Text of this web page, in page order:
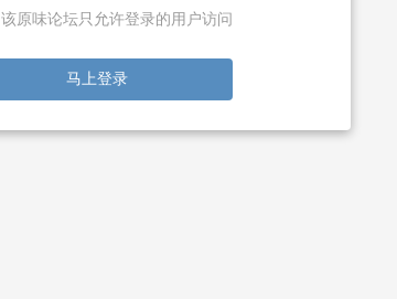
该原味论坛只允许登录的用户访问
马上登录